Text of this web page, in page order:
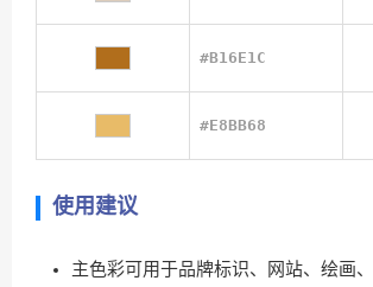
#B16E1C
#E8BB68
使用建议
主色彩可用于品牌标识、网站、绘画